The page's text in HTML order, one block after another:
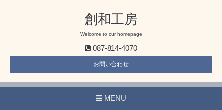
創和工房
Welcome to our homepage
087-814-4070
お問い合わせ
MENU